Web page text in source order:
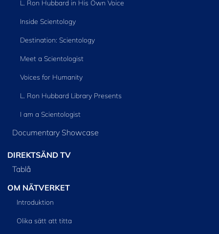
L. Ron Hubbard in His Own Voice
Inside Scientology
Destination: Scientology
Meet a Scientologist
Voices for Humanity
L. Ron Hubbard Library Presents
I am a Scientologist
Documentary Showcase
DIREKTSÄND TV
Tablå
OM NÄTVERKET
Introduktion
Olika sätt att titta